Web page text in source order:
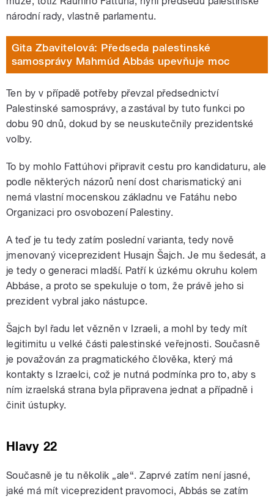
národní rady, vlastně parlamentu.
Gita Zbavitelová: Předseda palestinské
samosprávy Mahmúd Abbás upevňuje moc
Ten by v případě potřeby převzal předsednictví
Palestinské samosprávy, a zastával by tuto funkci po
dobu 90 dnů, dokud by se neuskutečnily prezidentské
volby.
To by mohlo Fattúhovi připravit cestu pro kandidaturu, ale
podle některých názorů není dost charismatický ani
nemá vlastní mocenskou základnu ve Fatáhu nebo
Organizaci pro osvobození Palestiny.
A teď je tu tedy zatím poslední varianta, tedy nově
jmenovaný viceprezident Husajn Šajch. Je mu šedesát, a
je tedy o generaci mladší. Patří k úzkému okruhu kolem
Abbáse, a proto se spekuluje o tom, že právě jeho si
prezident vybral jako nástupce.
Šajch byl řadu let vězněn v Izraeli, a mohl by tedy mít
legitimitu u velké části palestinské veřejnosti. Současně
je považován za pragmatického člověka, který má
kontakty s Izraelci, což je nutná podmínka pro to, aby s
ním izraelská strana byla připravena jednat a případně i
činit ústupky.
Hlavy 22
Současně je tu několik „ale“. Zaprvé zatím není jasné,
jaké má mít viceprezident pravomoci, Abbás se zatím